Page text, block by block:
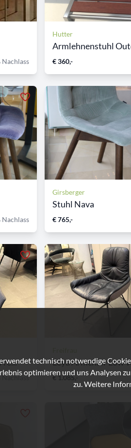
Nachlass
Hutter
Armlehnenstuhl
€ 360,-
Nachlass
Girsberger
Stuhl Nava
€ 765,-
Nachlass
Leya Armchair Low
€ 1.085,-
technisch notwendige
optimieren und uns Analysen
zu. Weitere